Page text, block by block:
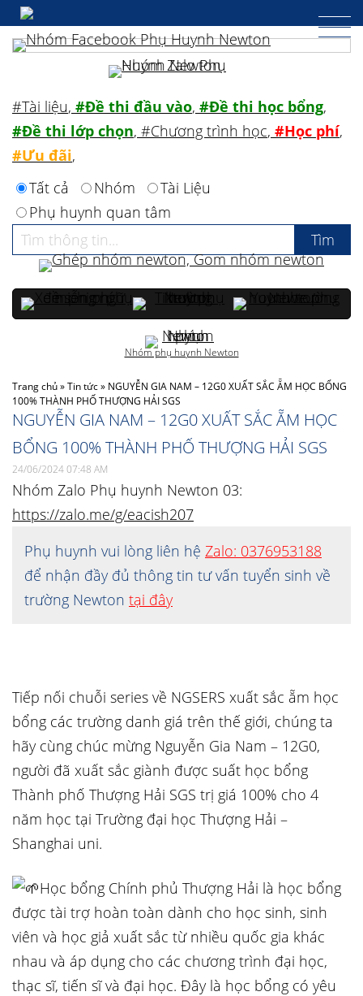
Trang chủ»Tin tức» NGUYỄN GIA NAM – 12G0 XUẤT SẮC ẴM HỌC BỔNG
100% THÀNH PHỐ THƯỢNG HẢI SGS
NGUYỄN GIA NAM – 12G0 XUẤT SẮC ẴM HỌC
BỔNG 100% THÀNH PHỐ THƯỢNG HẢI SGS
24/06/2024 07:48 AM
Nhóm Zalo Phụ huynh Newton 03:
https://zalo.me/g/eacish207
Phụ huynh vui lòng liên hệ Zalo: 0376953188
để nhận đầy đủ thông tin tư vấn tuyển sinh về
trường Newton tại đây
Tiếp nối chuỗi series về NGSERS xuất sắc ẵm học
bổng các trường danh giá trên thế giới, chúng ta
hãy cùng chúc mừng Nguyễn Gia Nam – 12G0,
người đã xuất sắc giành được suất học bổng
Thành phố Thượng Hải SGS trị giá 100% cho 4
năm học tại Trường đại học Thượng Hải –
Shanghai uni.
Học bổng Chính phủ Thượng Hải là học bổng
được tài trợ hoàn toàn dành cho học sinh, sinh
viên và học giả xuất sắc từ nhiều quốc gia khác
nhau và áp dụng cho các chương trình đại học,
thạc sĩ, tiến sĩ và đại học. Đây là học bổng có yêu
#Tài liệu, #Đề thi đầu vào, #Đề thi học bổng,
#Đề thi lớp chọn, #Chương trình học, #Học phí,
#Ưu đãi,
Tất cả
Nhóm
Tài Liệu
Phụ huynh quan tâm
Nhóm phụ huynh Newton